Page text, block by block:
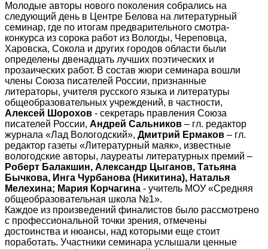
Молодые авторы нового поколения собрались на
следующий день в Центре Белова на литературный
семинар, где по итогам предварительного смотра-
конкурса из сорока работ из Вологды, Череповца,
Харовска, Сокола и других городов области были
определены двенадцать лучших поэтических и
прозаических работ. В состав жюри семинара вошли
члены Союза писателей России, признанные
литераторы, учителя русского языка и литературы
общеобразовательных учреждений, в частности,
Алексей Шорохов - секретарь правления Союза
писателей России, Андрей Сальников – гл. редактор
журнала «Лад Вологодский», Дмитрий Ермаков – гл.
редактор газеты «Литературный маяк», известные
вологодские авторы, лауреаты литературных премий –
Роберт Балакшин, Александр Цыганов, Татьяна
Бычкова, Инга Чурбанова (Никитина), Наталья
Мелехина; Мария Корчагина - учитель МОУ «Средняя
общеобразовательная школа №1».
Каждое из произведений финалистов было рассмотрено
с профессиональной точки зрения, отмечены
достоинства и нюансы, над которыми еще стоит
поработать. Участники семинара услышали ценные